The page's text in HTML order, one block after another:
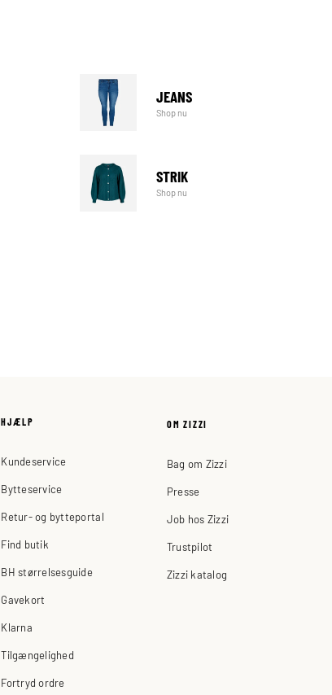
JEANS
Shop nu
STRIK
Shop nu
HJÆLP
Kundeservice
Bytteservice
Retur- og bytteportal
Find butik
BH størrelsesguide
Gavekort
Klarna
Tilgængelighed
Fortryd ordre
OM ZIZZI
Bag om Zizzi
Presse
Job hos Zizzi
Trustpilot
Zizzi katalog